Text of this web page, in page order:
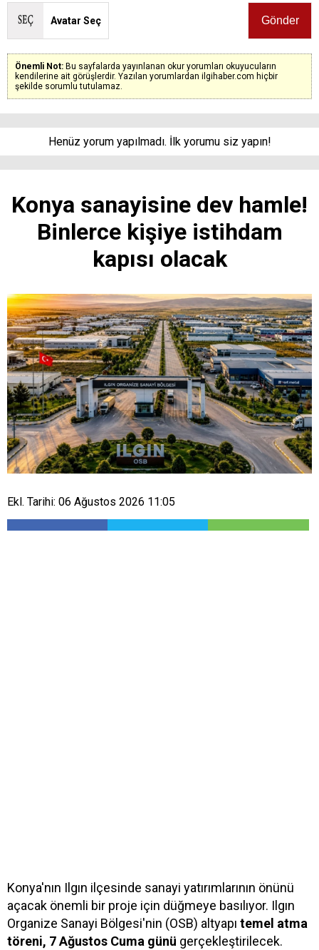
Avatar Seç
Önemli Not: Bu sayfalarda yayınlanan okur yorumları okuyucuların
kendilerine ait görüşlerdir. Yazılan yorumlardan ilgihaber.com hiçbir
şekilde sorumlu tutulamaz.
Henüz yorum yapılmadı. İlk yorumu siz yapın!
Konya sanayisine dev hamle!
Binlerce kişiye istihdam
kapısı olacak
Ekl. Tarihi: 06 Ağustos 2026 11:05
Konya'nın Ilgın ilçesinde sanayi yatırımlarının önünü
açacak önemli bir proje için düğmeye basılıyor. Ilgın
Organize Sanayi Bölgesi'nin (OSB) altyapı temel atma
töreni, 7 Ağustos Cuma günü gerçekleştirilecek.